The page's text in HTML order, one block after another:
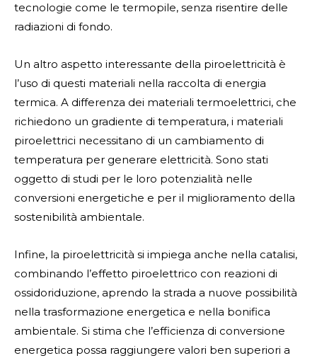
tecnologie come le termopile, senza risentire delle
radiazioni di fondo.
Un altro aspetto interessante della piroelettricità è
l’uso di questi materiali nella raccolta di energia
termica. A differenza dei materiali termoelettrici, che
richiedono un gradiente di temperatura, i materiali
piroelettrici necessitano di un cambiamento di
temperatura per generare elettricità. Sono stati
oggetto di studi per le loro potenzialità nelle
conversioni energetiche e per il miglioramento della
sostenibilità ambientale.
Infine, la piroelettricità si impiega anche nella catalisi,
combinando l’effetto piroelettrico con reazioni di
ossidoriduzione, aprendo la strada a nuove possibilità
nella trasformazione energetica e nella bonifica
ambientale. Si stima che l’efficienza di conversione
energetica possa raggiungere valori ben superiori a